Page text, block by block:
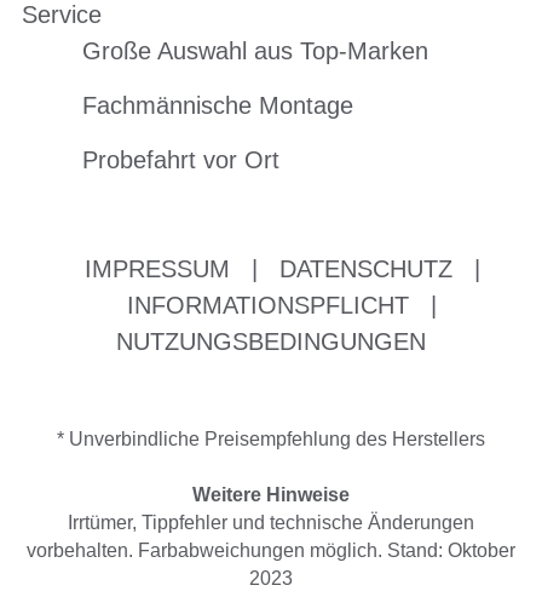
Service
Große Auswahl aus Top-Marken
Fachmännische Montage
Probefahrt vor Ort
IMPRESSUM DATENSCHUTZ
INFORMATIONSPFLICHT
NUTZUNGSBEDINGUNGEN
* Unverbindliche Preisempfehlung des Herstellers
Weitere Hinweise
Irrtümer, Tippfehler und technische Änderungen
vorbehalten. Farbabweichungen möglich. Stand: Oktober
2023